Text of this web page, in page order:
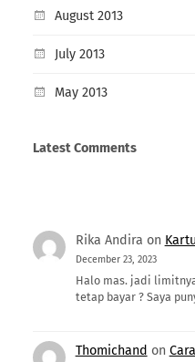
August 2013
July 2013
May 2013
Latest Comments
Rika Andira on
December 23, 2023
Halo mas. jadi
tetap bayar ? Saya
Thomichand on